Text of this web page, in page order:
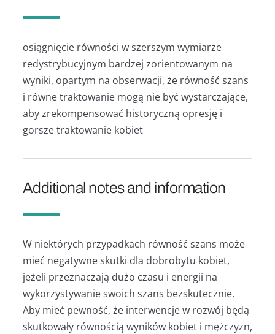
osiągnięcie równości w szerszym wymiarze
redystrybucyjnym bardzej zorientowanym na
wyniki, opartym na obserwacji, że równość szans
i równe traktowanie mogą nie być wystarczające,
aby zrekompensować historyczną opresję i
gorsze traktowanie kobiet
Additional notes and information
W niektórych przypadkach równość szans może
mieć negatywne skutki dla dobrobytu kobiet,
jeżeli przeznaczają dużo czasu i energii na
wykorzystywanie swoich szans bezskutecznie.
Aby mieć pewność, że interwencje w rozwój będą
skutkowały równością wyników kobiet i mężczyzn,